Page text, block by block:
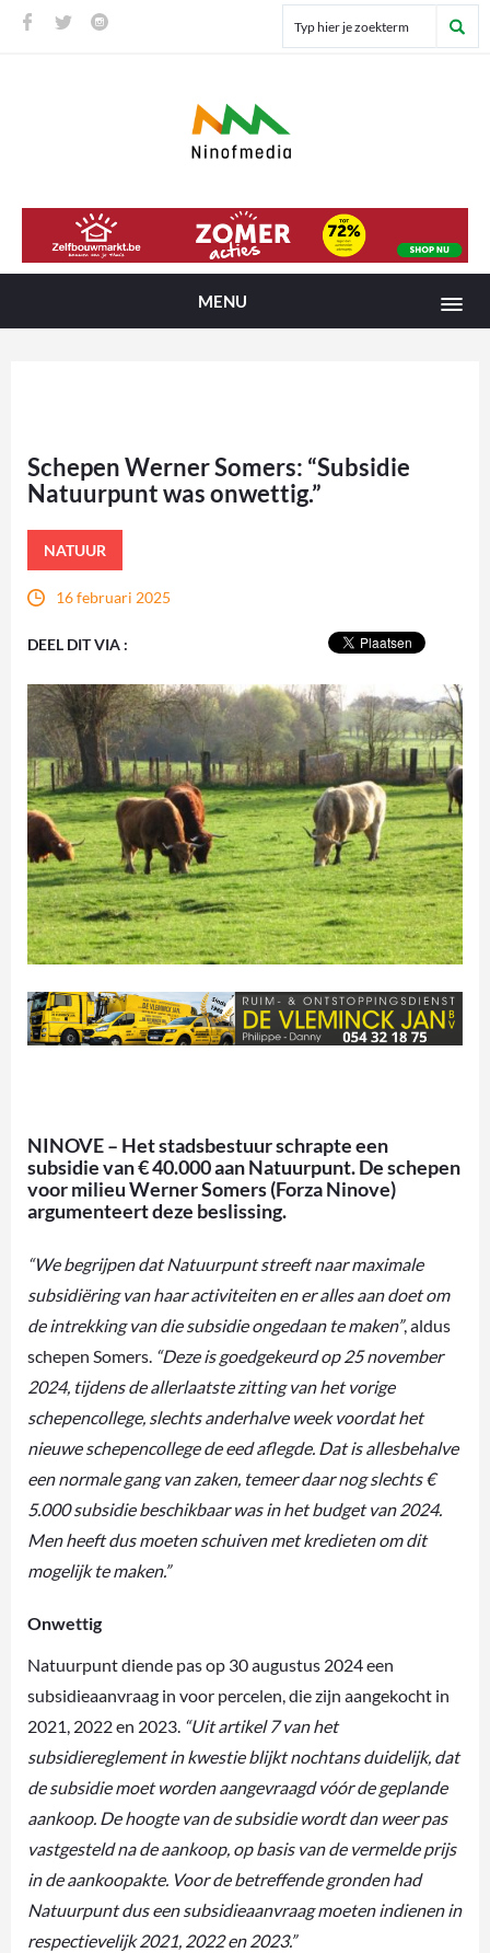
MENU
Schepen Werner Somers: “Subsidie
Natuurpunt was onwettig.”
NATUUR
16 februari 2025
DEEL DIT VIA :
NINOVE – Het stadsbestuur schrapte een
subsidie van € 40.000 aan Natuurpunt. De schepen
voor milieu Werner Somers (Forza Ninove)
argumenteert deze beslissing.
“We begrijpen dat Natuurpunt streeft naar maximale
subsidiëring van haar activiteiten en er alles aan doet om
de intrekking van die subsidie ongedaan te maken”, aldus
schepen Somers. “Deze is goedgekeurd op 25 november
2024, tijdens de allerlaatste zitting van het vorige
schepencollege, slechts anderhalve week voordat het
nieuwe schepencollege de eed aflegde. Dat is allesbehalve
een normale gang van zaken, temeer daar nog slechts €
5.000 subsidie beschikbaar was in het budget van 2024.
Men heeft dus moeten schuiven met kredieten om dit
mogelijk te maken.”
Onwettig
Natuurpunt diende pas op 30 augustus 2024 een
subsidieaanvraag in voor percelen, die zijn aangekocht in
2021, 2022 en 2023. “Uit artikel 7 van het
subsidiereglement in kwestie blijkt nochtans duidelijk, dat
de subsidie moet worden aangevraagd vóór de geplande
aankoop. De hoogte van de subsidie wordt dan weer pas
vastgesteld na de aankoop, op basis van de vermelde prijs
in de aankoopakte. Voor de betreffende gronden had
Natuurpunt dus een subsidieaanvraag moeten indienen in
respectievelijk 2021, 2022 en 2023.”